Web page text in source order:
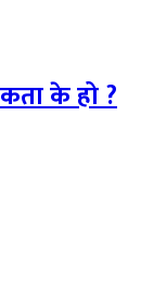
के हो ?